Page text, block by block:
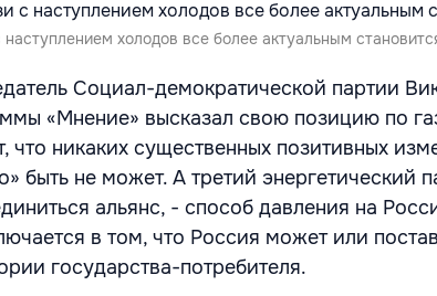
наступлением холодов все более актуальным
Социал-демократической партии
«Мнение» высказал свою позицию по
что никаких существенных позитивных
быть не может. А третий энергетический
альянс, - способ давления на
в том, что Россия может или
государства-потребителя.